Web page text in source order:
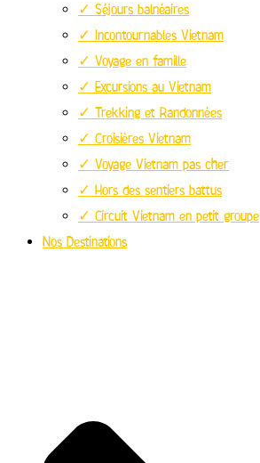
✓ Séjours balnéaires
✓ Incontournables Vietnam
✓ Voyage en famille
✓ Excursions au Vietnam
✓ Trekking et Randonnées
✓ Croisières Vietnam
✓ Voyage Vietnam pas cher
✓ Hors des sentiers battus
✓ Circuit Vietnam en petit groupe
Nos Destinations